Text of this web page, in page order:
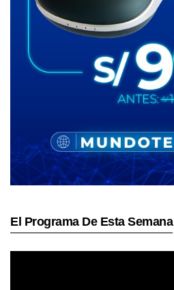
El Programa De Esta Semana